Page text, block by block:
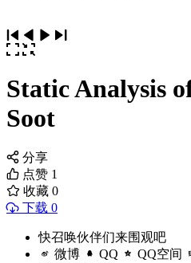
Static Analysis
Soot
分享
点赞 1
收藏 0
下载 0
快召唤伙伴们来围观吧
微博 QQ QQ空间